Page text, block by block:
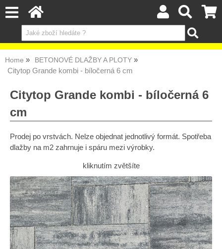
Home BETONOVÉ DLAŽBY A PLOTY
Citytop Grande kombi - bíločerná 6 cm
Citytop Grande kombi - bíločerná 6
cm
Prodej po vrstvách. Nelze objednat jednotlivý formát. Spotřeba
dlažby na m2 zahrnuje i spáru mezi výrobky.
kliknutím zvětšíte